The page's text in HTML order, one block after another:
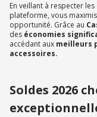
En veillant à respecter
plateforme, vous
opportunité. Grâce au
des économies
accédant aux meilleurs
accessoires.
Soldes 2026